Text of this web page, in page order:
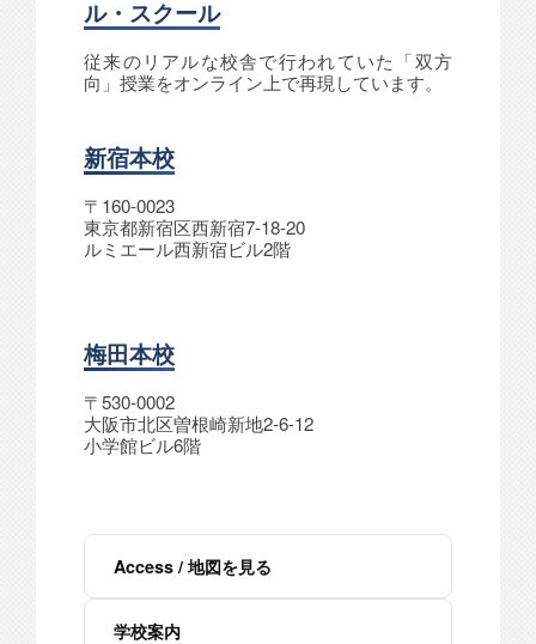
ル・スクール
従来のリアルな校舎で行われていた「双方
向」授業をオンライン上で再現しています。
新宿本校
〒160-0023
東京都新宿区西新宿7-18-20
ルミエール西新宿ビル2階
梅田本校
〒530-0002
大阪市北区曽根崎新地2-6-12
小学館ビル6階
Access / 地図を見る
学校案内